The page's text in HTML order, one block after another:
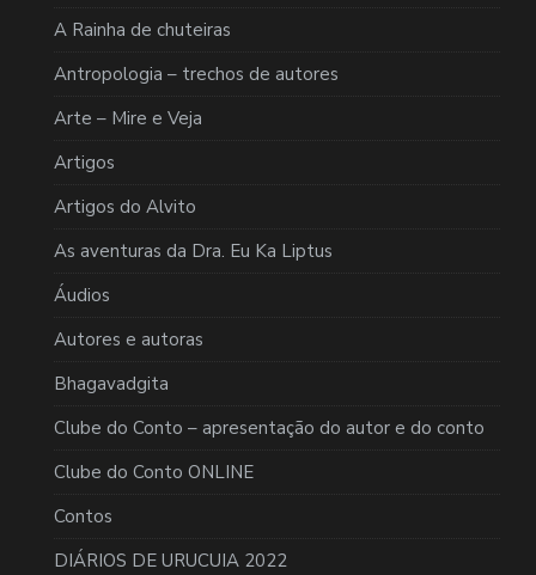
A Rainha de chuteiras
Antropologia – trechos de autores
Arte – Mire e Veja
Artigos
Artigos do Alvito
As aventuras da Dra. Eu Ka Liptus
Áudios
Autores e autoras
Bhagavadgita
Clube do Conto – apresentação do autor e do conto
Clube do Conto ONLINE
Contos
DIÁRIOS DE URUCUIA 2022